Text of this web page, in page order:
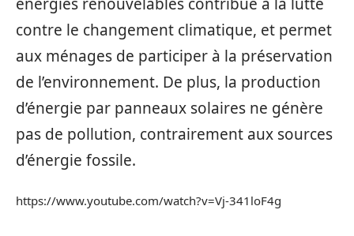
contre le changement climatique, et permet
aux ménages de participer à la préservation
de l’environnement. De plus, la production
d’énergie par panneaux solaires ne génère
pas de pollution, contrairement aux sources
d’énergie fossile.
https://www.youtube.com/watch?v=Vj-341loF4g